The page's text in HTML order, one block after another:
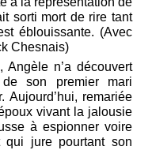
sorti mort de rire tant
éblouissante. (Avec
Chesnais)
n’a découvert
de son premier mari
Aujourd’hui, remariée
vivant la jalousie
à espionner voire
qui jure pourtant son